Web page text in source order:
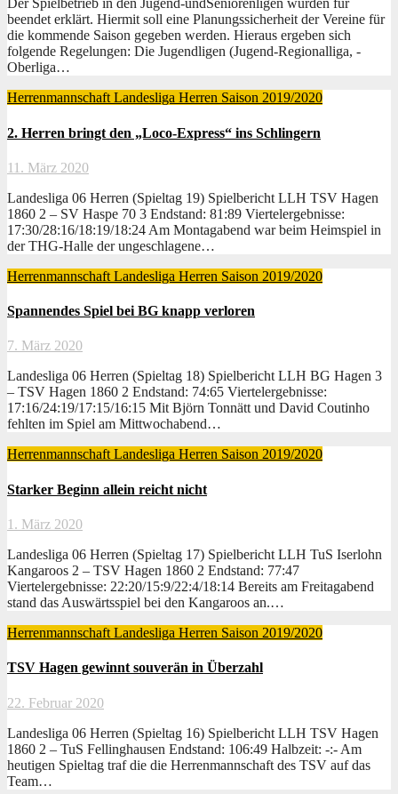
Der Spielbetrieb in den Jugend-undSeniorenligen wurden für
beendet erklärt. Hiermit soll eine Planungssicherheit der Vereine für
die kommende Saison gegeben werden. Hieraus ergeben sich
folgende Regelungen: Die Jugendligen (Jugend-Regionalliga, -
Oberliga…
HerrenmannschaftLandesliga Herren Saison 2019/2020
2. Herren bringt den „Loco-Express“ ins Schlingern
11. März 2020
Landesliga 06 Herren (Spieltag 19) Spielbericht LLH TSV Hagen
1860 2 – SV Haspe 70 3 Endstand: 81:89 Viertelergebnisse:
17:30/28:16/18:19/18:24 Am Montagabend war beim Heimspiel in
der THG-Halle der ungeschlagene…
Herrenmannschaft Landesliga Herren Saison 2019/2020
Spannendes Spiel bei BG knapp verloren
7. März 2020
Landesliga 06 Herren (Spieltag 18) Spielbericht LLH BG Hagen 3
– TSV Hagen 1860 2 Endstand: 74:65 Viertelergebnisse:
17:16/24:19/17:15/16:15 Mit Björn Tonnätt und David Coutinho
fehlten im Spiel am Mittwochabend…
HerrenmannschaftLandesliga Herren Saison 2019/2020
Starker Beginn allein reicht nicht
1. März 2020
Landesliga 06 Herren (Spieltag 17) Spielbericht LLH TuS Iserlohn
Kangaroos 2 – TSV Hagen 1860 2 Endstand: 77:47
Viertelergebnisse: 22:20/15:9/22:4/18:14 Bereits am Freitagabend
stand das Auswärtsspiel bei den Kangaroos an.…
Herrenmannschaft Landesliga Herren Saison 2019/2020
TSV Hagen gewinnt souverän in Überzahl
22. Februar 2020
Landesliga 06 Herren (Spieltag 16) Spielbericht LLH TSV Hagen
1860 2 – TuS Fellinghausen Endstand: 106:49 Halbzeit: -:- Am
heutigen Spieltag traf die die Herrenmannschaft des TSV auf das
Team…